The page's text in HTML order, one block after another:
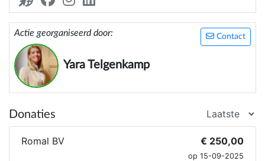
Contact
Actie georganiseerd door:
Yara Telgenkamp
Donaties
Romal BV € 250,00
op 15-09-2025